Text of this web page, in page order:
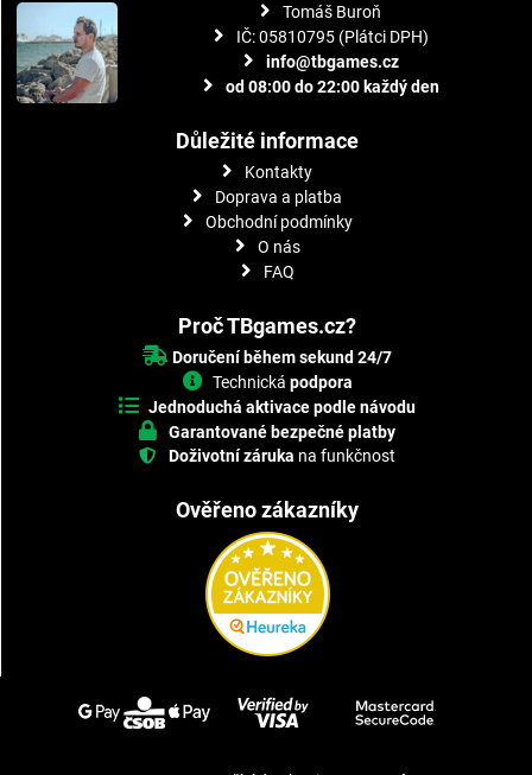
Tomáš Buroň
IČ: 05810795 (Plátci DPH)
info@tbgames.cz
od 08:00 do 22:00 každý den
Důležité informace
Kontakty
Doprava a platba
Obchodní podmínky
O nás
FAQ
Proč TBgames.cz?
Doručení během sekund 24/7
Technická podpora
Jednoduchá aktivace podle návodu
Garantované bezpečné platby
Doživotní záruka na funkčnost
Ověřeno zákazníky